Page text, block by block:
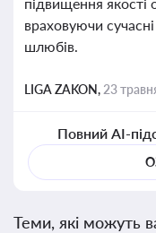
враховуючи сучасні
шлюбів.
LIGA ZAKON, 23
Повний AI-
Теми, які можуть